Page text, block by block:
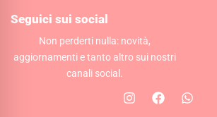
Seguici sui social
Non perderti nulla: novità,
aggiornamenti e tanto altro sui nostri
canali social.
I
F
a
W